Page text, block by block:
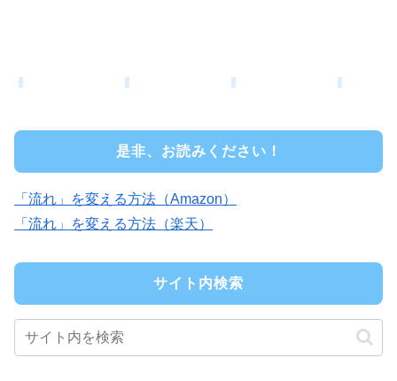
是非、お読みください！
「流れ」を変える方法（Amazon）
「流れ」を変える方法（楽天）
サイト内検索